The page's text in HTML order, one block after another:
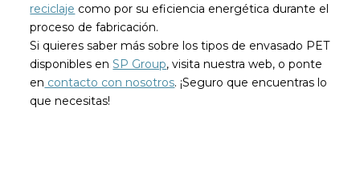
reciclaje como por su eficiencia energética durante el
proceso de fabricación.
Si quieres saber más sobre los tipos de envasado PET
disponibles enSP Group, visita nuestra web, o ponte
en contacto con nosotros. ¡Seguro que encuentras lo
que necesitas!